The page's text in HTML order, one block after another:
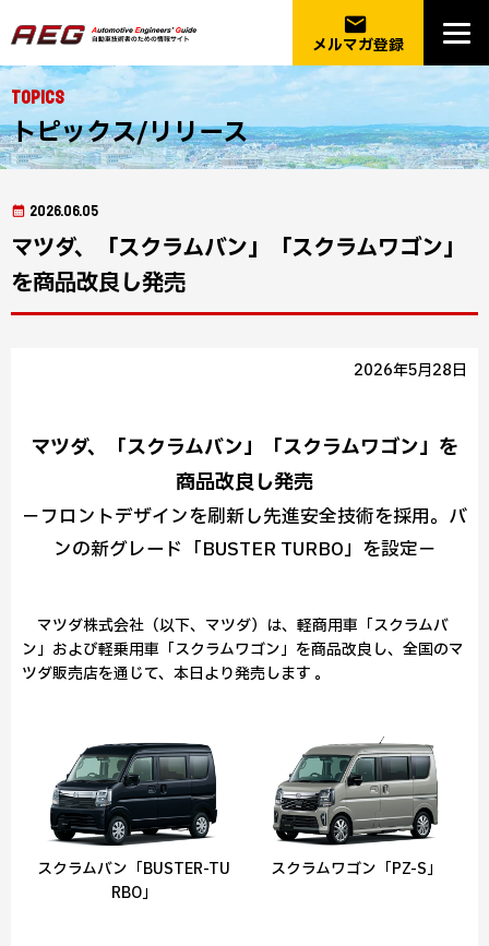
email
メルマガ登録
Topics
トピックス/リリース
2026.06.05
マツダ、「スクラムバン」「スクラムワゴン」
を商品改良し発売
2026年5月28日
マツダ、「スクラムバン」「スクラムワゴン」を
商品改良し発売
－フロントデザインを刷新し先進安全技術を採用。バ
ンの新グレード「BUSTER TURBO」を設定－
マツダ株式会社（以下、マツダ）は、軽商用車「スクラムバ
ン」および軽乗用車「スクラムワゴン」を商品改良し、全国のマ
ツダ販売店を通じて、本日より発売します 。
スクラムバン「BUSTER-TU
RBO」
スクラムワゴン「PZ-S」